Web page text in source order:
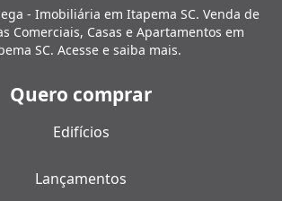
- Imobiliária em Itapema SC. Venda de
Comerciais, Casas e Apartamentos em
SC. Acesse e saiba mais.
Quero comprar
Edifícios
Lançamentos